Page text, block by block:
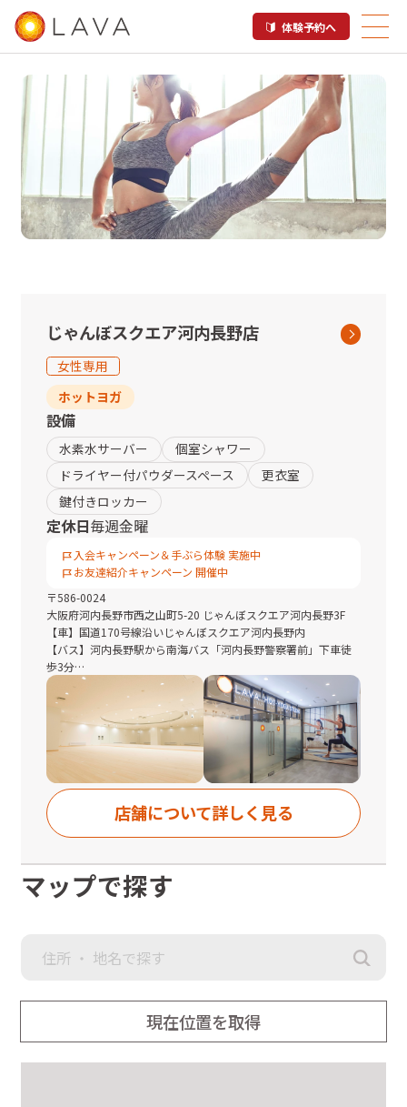
体験予約へ
じゃんぼスクエア河内長野店
女性専用
ホットヨガ
設備
水素水サーバー
個室シャワー
ドライヤー付パウダースペース
更衣室
鍵付きロッカー
定休日毎週金曜
入会キャンペーン＆手ぶら体験 実施中
お友達紹介キャンペーン 開催中
〒586-0024
大阪府河内長野市西之山町5-20 じゃんぼスクエア河内長野3F
【車】国道170号線沿いじゃんぼスクエア河内長野内
【バス】河内長野駅から南海バス「河内長野警察署前」下車徒
歩3分
■駐車場：あり
※午前8時30分～9時の間と午後9時以降に入館する場合は3F立
体駐車場または屋上駐車場をご利用ください。
平面駐車場は午前9時までと午後9時以降はご利用いただけませ
んのでご注意ください。
※4時間まで無料
■駐輪場：あり
※徒歩、自転車、バイクでお越しの方で午前8時30分～9時の間
と午後9時以降に入館する場合は、駐車場用スロープをご利用く
◆国道170号線沿いじゃんぼスクエア河内長野の3階です。
店舗について詳しく見る
マップで探す
現在位置を取得